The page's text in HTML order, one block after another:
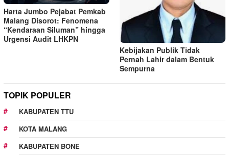
Harta Jumbo Pejabat Pemkab
Malang Disorot: Fenomena
“Kendaraan Siluman” hingga
Urgensi Audit LHKPN
Kebijakan Publik Tidak
Pernah Lahir dalam Bentuk
Sempurna
TOPIK POPULER
KABUPATEN TTU
KOTA MALANG
KABUPATEN BONE